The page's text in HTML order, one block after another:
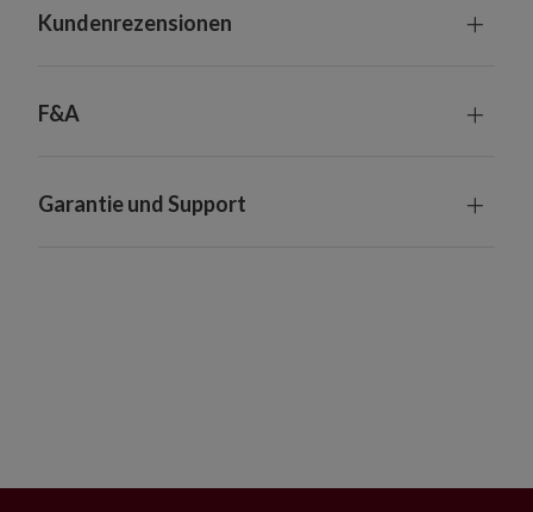
enthalten)
Erfordert 3 Batterien der Größe AA (nicht
Kundenrezensionen
F&A
Garantie und Support